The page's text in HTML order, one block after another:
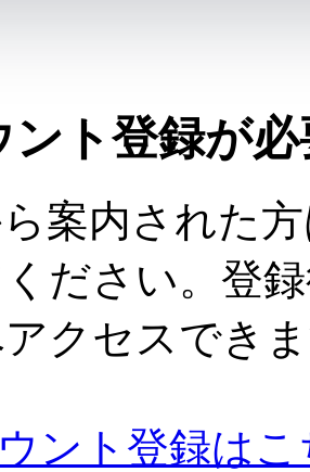
ント登録が
案内された
ださい。登
クセスでき
ント登録は